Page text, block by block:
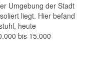
Umgebung der Stadt
liegt. Hier befand
heute
bis 15.000